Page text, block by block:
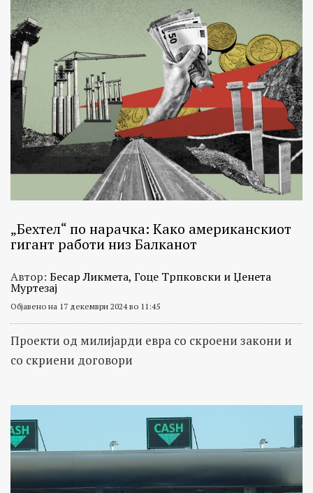
„Бехтел“ по нарачка: Како американскиот
гигант работи низ Балканот
Автор: Бесар Ликмета, Гоце Трпковски и Џенета
Муртезај
Објавено на 17 декември 2024 во 11:45
Проекти од милијарди евра со скроени закони и
со скриени договори